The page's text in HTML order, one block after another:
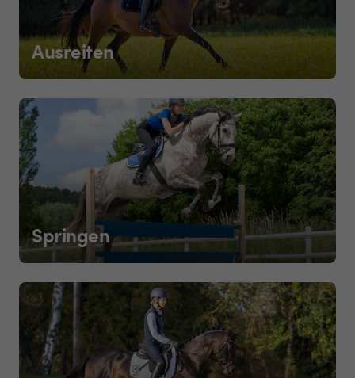
Ausreiten
Springen